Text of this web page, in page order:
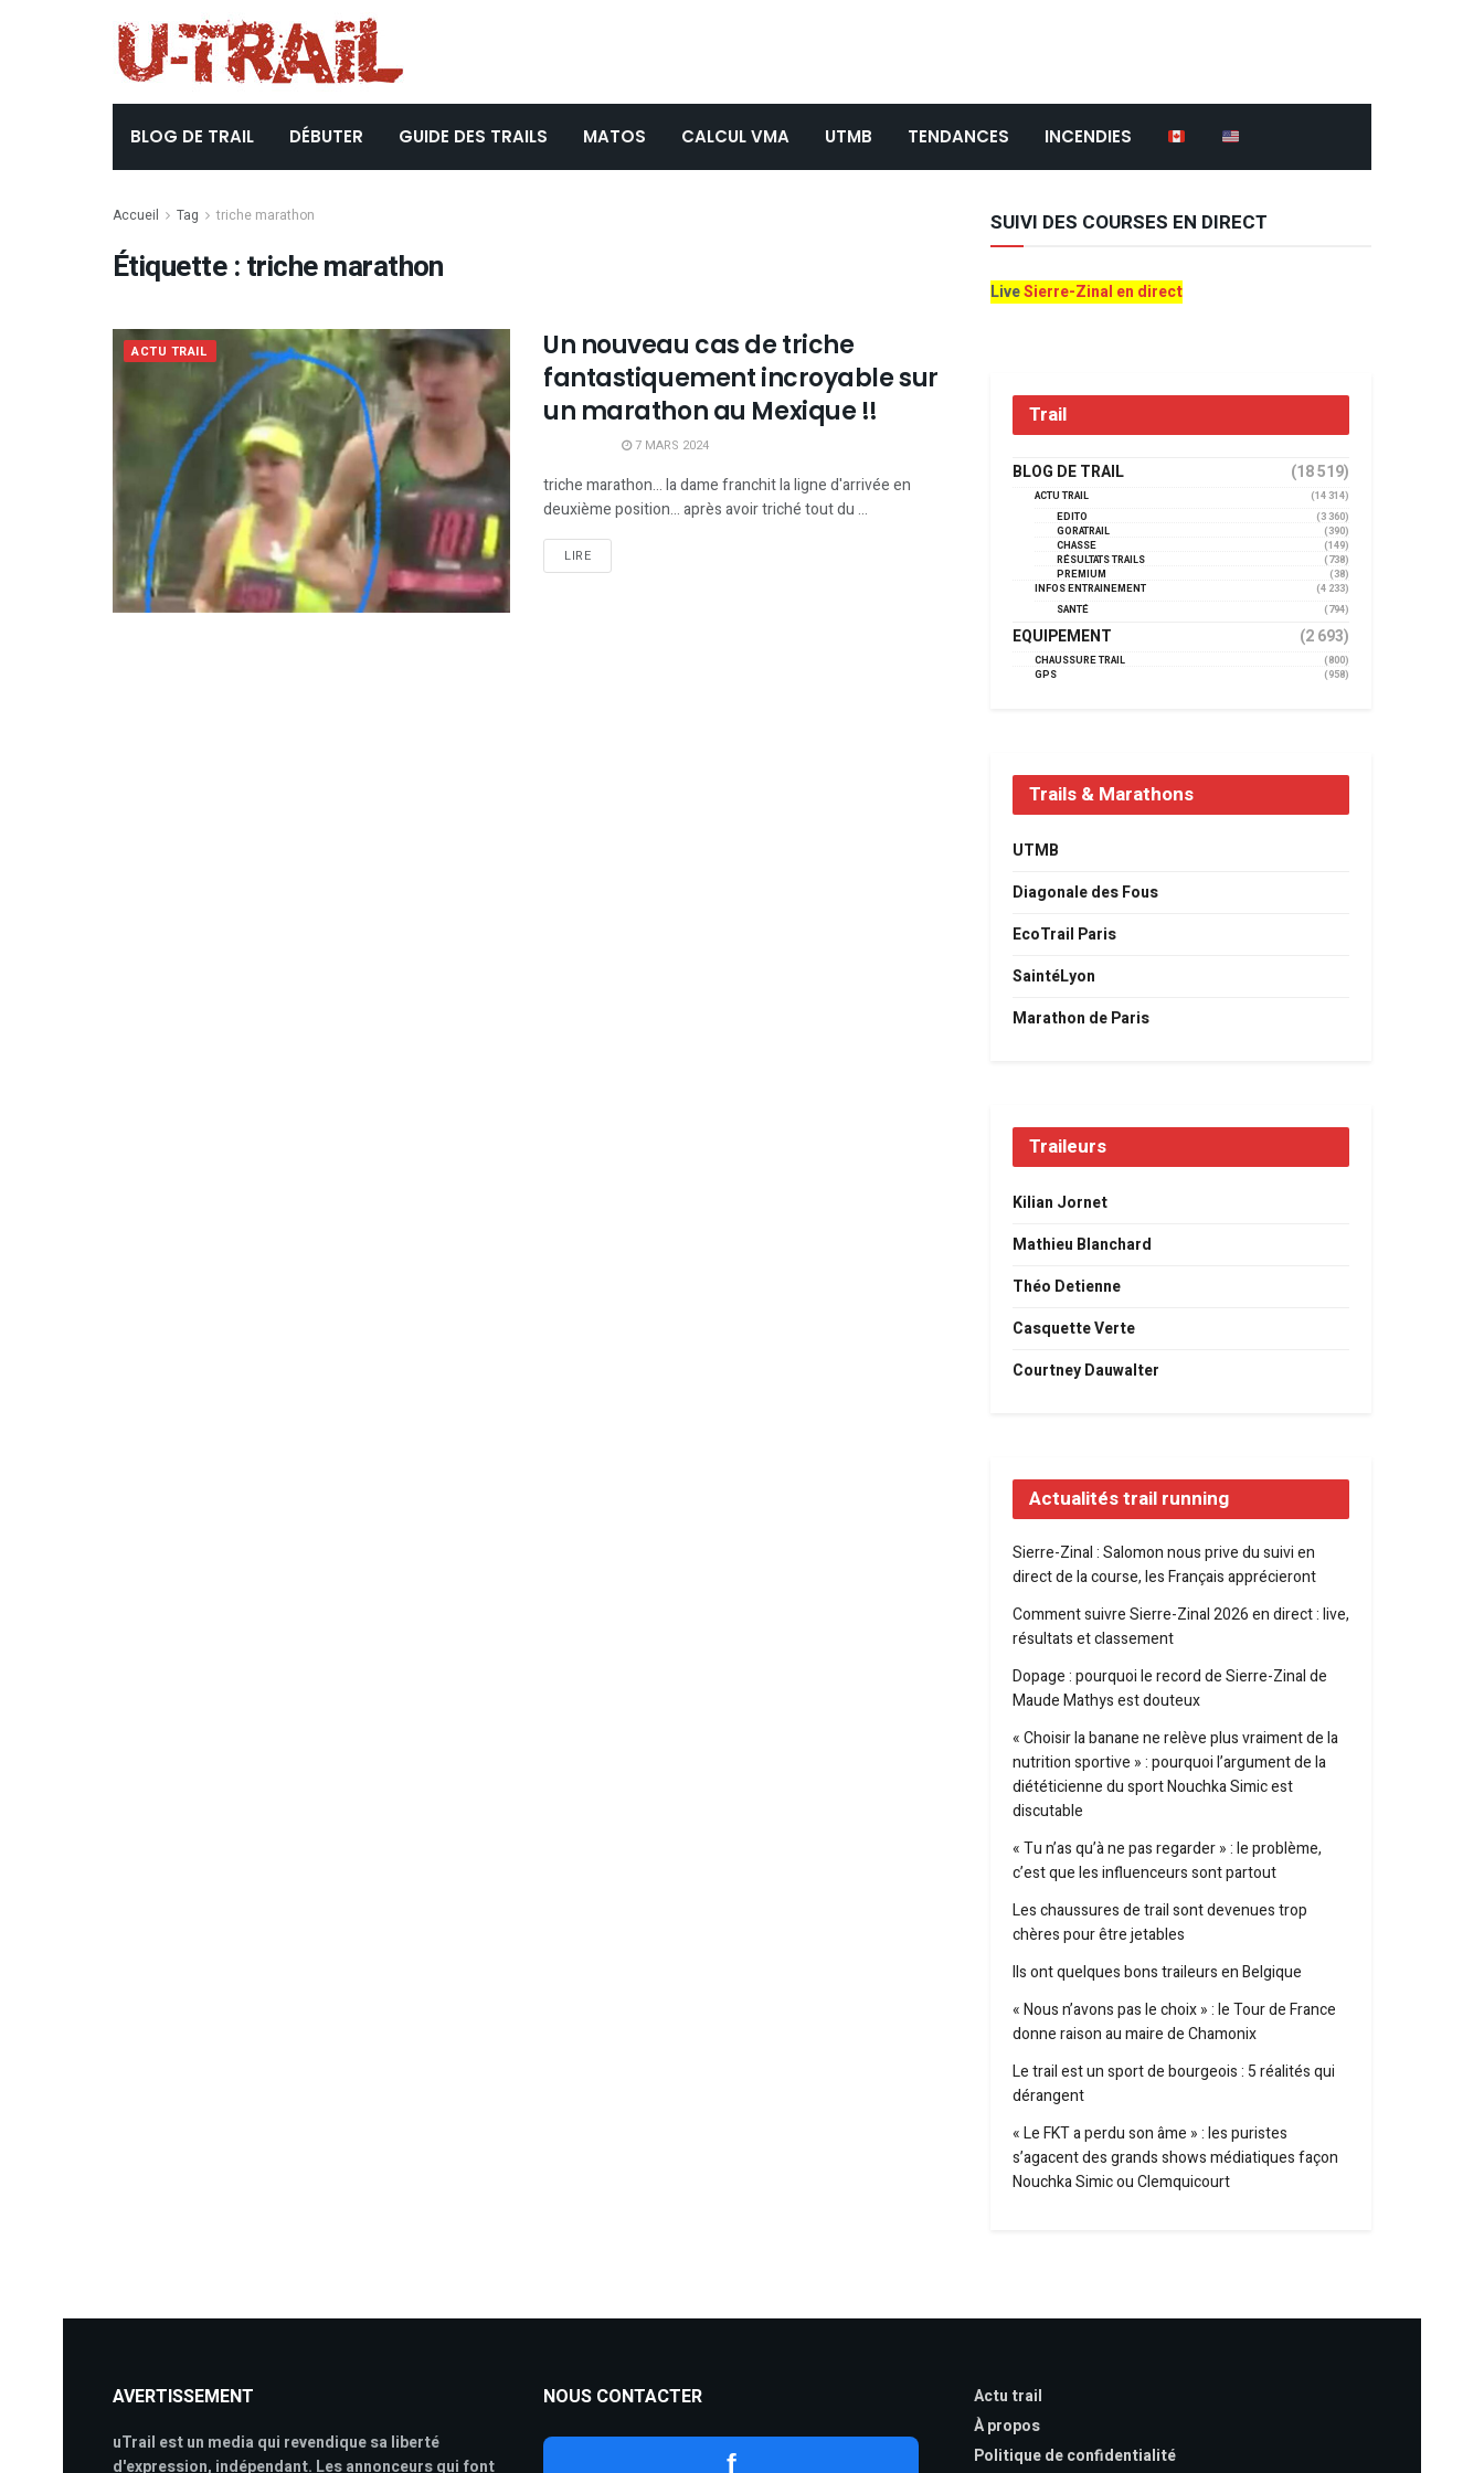
BLOG DE TRAIL DÉBUTER GUIDE DES TRAILS MATOS CALCUL VMA UTMB TENDANCES INCENDIES
Accueil Tag triche marathon
Étiquette :triche marathon
ACTU TRAIL
Un nouveau cas de triche
fantastiquement incroyable sur
un marathon au Mexique !!
7 MARS 2024
triche marathon... la dame franchit la ligne d'arrivée en
deuxième position... après avoir triché tout du ...
LIRE
SUIVI DES COURSES EN DIRECT
LiveSierre-Zinal en direct
Trail
BLOG DE TRAIL (18 519)
ACTU TRAIL
(14 314)
EDITO
(3 360)
GORATRAIL
(390)
CHASSE
(149)
RÉSULTATS TRAILS
(738)
PREMIUM
(38)
INFOS ENTRAINEMENT
(4 233)
SANTÉ
(794)
EQUIPEMENT (2 693)
CHAUSSURE TRAIL
(800)
GPS
(958)
Trails & Marathons
UTMB
Diagonale des Fous
EcoTrail Paris
SaintéLyon
Marathon de Paris
Traileurs
Kilian Jornet
Mathieu Blanchard
Théo Detienne
Casquette Verte
Courtney Dauwalter
Actualités trail running
Sierre-Zinal : Salomon nous prive du suivi en
direct de la course, les Français apprécieront
Comment suivre Sierre-Zinal 2026 en direct : live,
résultats et classement
Dopage : pourquoi le record de Sierre-Zinal de
Maude Mathys est douteux
« Choisir la banane ne relève plus vraiment de la
nutrition sportive » : pourquoi l’argument de la
diététicienne du sport Nouchka Simic est
discutable
« Tu n’as qu’à ne pas regarder » : le problème,
c’est que les influenceurs sont partout
Les chaussures de trail sont devenues trop
chères pour être jetables
Ils ont quelques bons traileurs en Belgique
« Nous n’avons pas le choix » : le Tour de France
donne raison au maire de Chamonix
Le trail est un sport de bourgeois : 5 réalités qui
dérangent
« Le FKT a perdu son âme » : les puristes
s’agacent des grands shows médiatiques façon
Nouchka Simic ou Clemquicourt
AVERTISSEMENT
uTrail est un media qui revendique sa liberté
d'expression, indépendant. Les annonceurs qui font
NOUS CONTACTER
f
Actu trail
À propos
Politique de confidentialité